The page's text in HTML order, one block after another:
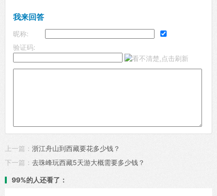
我来回答
昵称:
验证码:
上一篇： 浙江舟山到西藏要花多少钱？
下一篇： 去珠峰玩西藏5天游大概需要多少钱？
99%的人还看了：